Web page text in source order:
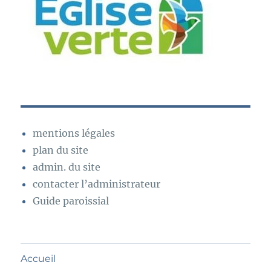
mentions légales
plan du site
admin. du site
contacter l’administrateur
Guide paroissial
Accueil